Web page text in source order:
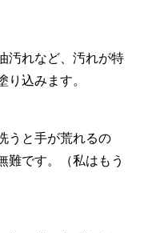
汚れなど、汚れが特
り込みます。
うと手が荒れるの
難です。（私はもう